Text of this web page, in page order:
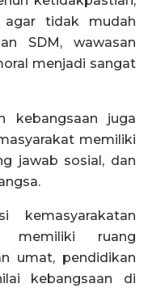
agar tidak mudah
SDM, wawasan
menjadi sangat
kebangsaan juga
memiliki
jawab sosial, dan
kemasyarakatan
memiliki ruang
umat, pendidikan
kebangsaan di